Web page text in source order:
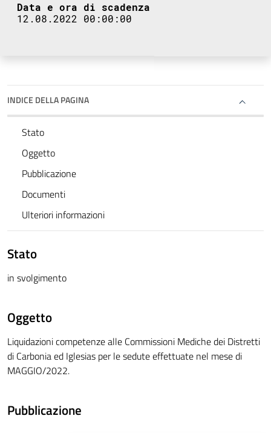
Data e ora di scadenza
12.08.2022 00:00:00
INDICE DELLA PAGINA
Stato
Oggetto
Pubblicazione
Documenti
Ulteriori informazioni
Stato
in svolgimento
Oggetto
Liquidazioni competenze alle Commissioni Mediche dei Distretti
di Carbonia ed Iglesias per le sedute effettuate nel mese di
MAGGIO/2022.
Pubblicazione